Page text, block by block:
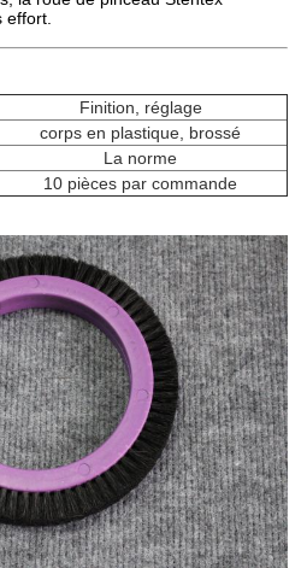
Finition, réglage
corps en plastique, brossé
La norme
10 pièces par commande